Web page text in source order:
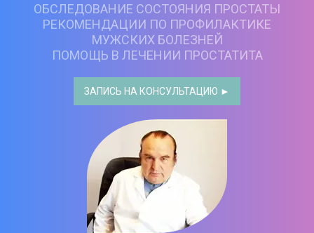
ОБСЛЕДОВАНИЕ СОСТОЯНИЯ ПРОСТАТЫ
РЕКОМЕНДАЦИИ ПО ПРОФИЛАКТИКЕ
МУЖСКИХ БОЛЕЗНЕЙ
ПОМОЩЬ В ЛЕЧЕНИИ ПРОСТАТИТА
ЗАПИСЬ НА КОНСУЛЬТАЦИЮ ►